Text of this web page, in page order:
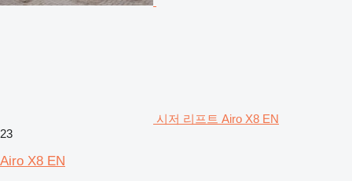
시저 리프트 Airo X8 EN
23
Airo X8 EN